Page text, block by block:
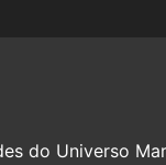
do Universo